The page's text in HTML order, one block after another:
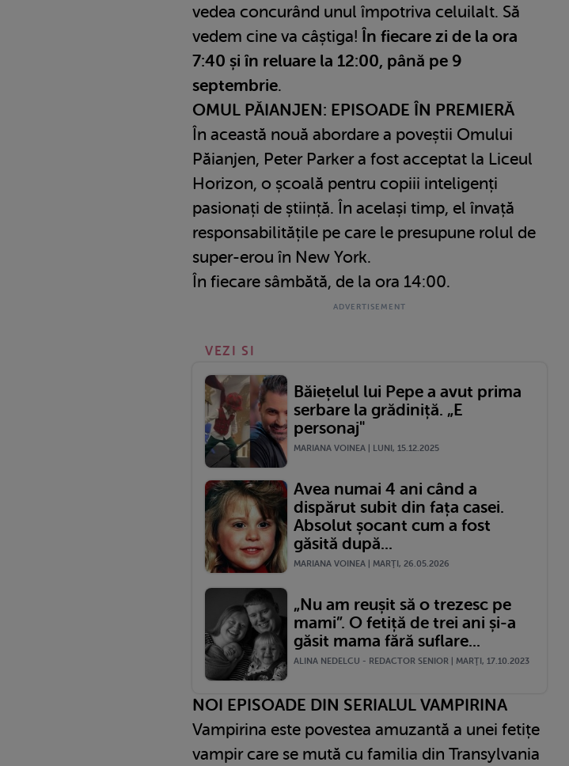
vedea concurând unul împotriva celuilalt. Să
vedem cine va câștiga! În fiecare zi de la ora
7:40 și în reluare la 12:00, până pe 9
septembrie.
OMUL PĂIANJEN: EPISOADE ÎN PREMIERĂ
În această nouă abordare a poveștii Omului
Păianjen, Peter Parker a fost acceptat la Liceul
Horizon, o școală pentru copiii inteligenți
pasionați de știință. În același timp, el învață
responsabilitățile pe care le presupune rolul de
super-erou în New York.
În fiecare sâmbătă, de la ora 14:00.
VEZI SI
Băiețelul lui Pepe a avut prima
serbare la grădiniță. „E
personaj"
MARIANA VOINEA | LUNI, 15.12.2025
Avea numai 4 ani când a
dispărut subit din fața casei.
Absolut șocant cum a fost
găsită după...
MARIANA VOINEA | MARŢI, 26.05.2026
„Nu am reușit să o trezesc pe
mami”. O fetiță de trei ani și-a
găsit mama fără suflare...
ALINA NEDELCU - REDACTOR SENIOR | MARŢI, 17.10.2023
NOI EPISOADE DIN SERIALUL VAMPIRINA
Vampirina este povestea amuzantă a unei fetițe
vampir care se mută cu familia din Transylvania